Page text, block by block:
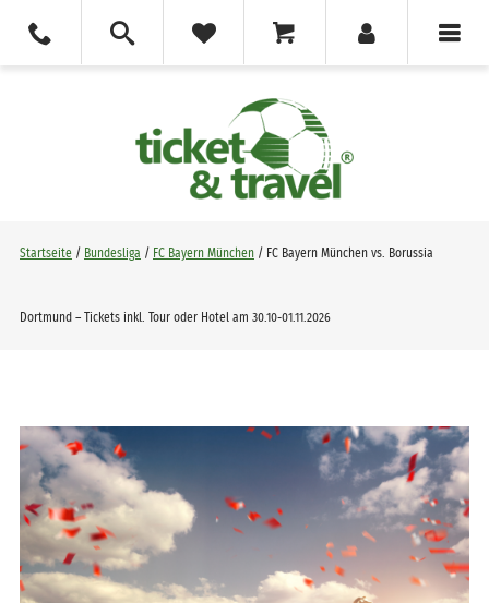
Startseite / Bundesliga / FC Bayern München / FC Bayern München vs. Borussia
Dortmund – Tickets inkl. Tour oder Hotel am 30.10-01.11.2026